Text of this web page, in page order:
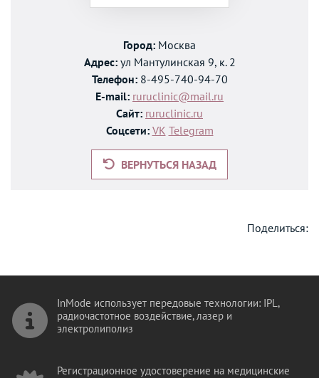
Город: Москва
Адрес:ул Мантулинская 9, к. 2
Телефон:8-495-740-94-70
E-mail: ruruclinic@mail.ru
Сайт: ruruclinic.ru
Соцсети: VK Telegram
ВЕРНУТЬСЯ НАЗАД
Поделиться:
InMode использует передовые технологии: IPL,
радиочастотное воздействие, лазер и
электролиполиз
Регистрационное удостоверение на медицинские